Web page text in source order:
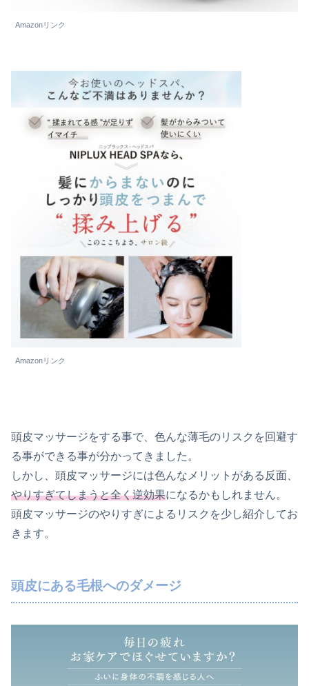
Amazonリンク
Amazonリンク
頭皮マッサージをする事で、色んな薄毛のリスクを回避す
る事ができる事が分かってきました。
しかし、頭皮マッサージには色んなメリットがある反面、
やりすぎてしまうと全く逆効果になるかもしれません。
頭皮マッサージのやりすぎによるリスクを少し紹介してお
きます。
頭皮にある毛根へのダメージ